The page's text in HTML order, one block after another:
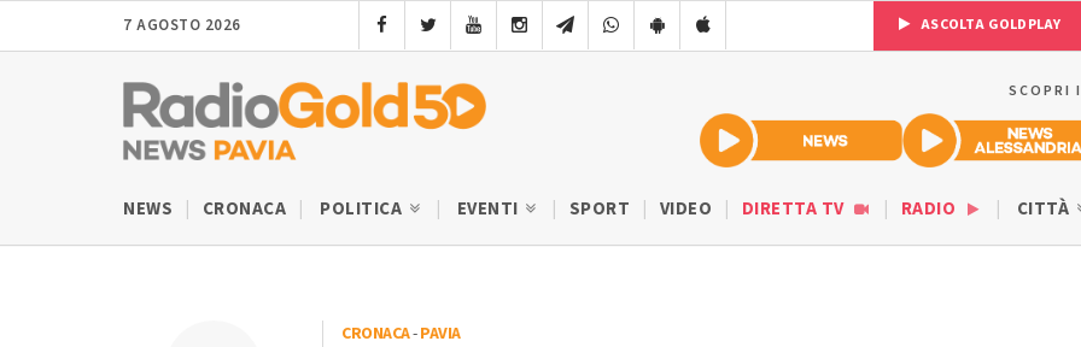
7 AGOSTO 2026 ASCOLTA GOLDPLAY
SCOPRI
NEWS CRONACA POLITICA EVENTI SPORT VIDEO DIRETTA TV RADIO CITTÀ
CRONACA-PAVIA